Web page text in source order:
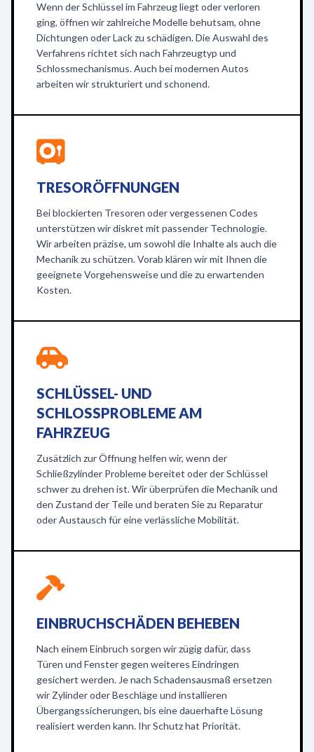
Wenn der Schlüssel im Fahrzeug liegt oder verloren
ging, öffnen wir zahlreiche Modelle behutsam, ohne
Dichtungen oder Lack zu schädigen. Die Auswahl des
Verfahrens richtet sich nach Fahrzeugtyp und
Schlossmechanismus. Auch bei modernen Autos
arbeiten wir strukturiert und schonend.
TRESORÖFFNUNGEN
Bei blockierten Tresoren oder vergessenen Codes
unterstützen wir diskret mit passender Technologie.
Wir arbeiten präzise, um sowohl die Inhalte als auch die
Mechanik zu schützen. Vorab klären wir mit Ihnen die
geeignete Vorgehensweise und die zu erwartenden
Kosten.
SCHLÜSSEL- UND
SCHLOSSPROBLEME AM
FAHRZEUG
Zusätzlich zur Öffnung helfen wir, wenn der
Schließzylinder Probleme bereitet oder der Schlüssel
schwer zu drehen ist. Wir überprüfen die Mechanik und
den Zustand der Teile und beraten Sie zu Reparatur
oder Austausch für eine verlässliche Mobilität.
EINBRUCHSCHÄDEN BEHEBEN
Nach einem Einbruch sorgen wir zügig dafür, dass
Türen und Fenster gegen weiteres Eindringen
gesichert werden. Je nach Schadensausmaß ersetzen
wir Zylinder oder Beschläge und installieren
Übergangssicherungen, bis eine dauerhafte Lösung
realisiert werden kann. Ihr Schutz hat Priorität.